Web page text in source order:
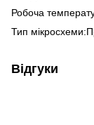
Робоча
Тип
Відгуки